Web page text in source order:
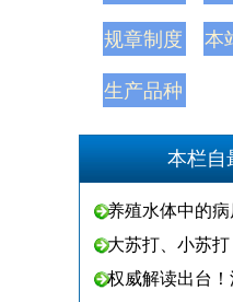
规章制度 本
生产品种
本栏自
养殖水体中的
大苏打、小苏
权威解读出台